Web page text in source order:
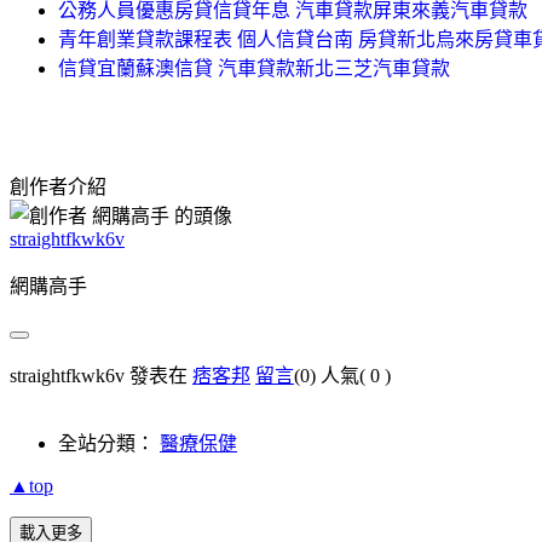
公務人員優惠房貸信貸年息 汽車貸款屏東來義汽車貸款
青年創業貸款課程表 個人信貸台南 房貸新北烏來房貸車
信貸宜蘭蘇澳信貸 汽車貸款新北三芝汽車貸款
創作者介紹
straightfkwk6v
網購高手
straightfkwk6v 發表在 痞客邦 留言(0) 人氣( 0 )
全站分類： 醫療保健
▲top
載入更多